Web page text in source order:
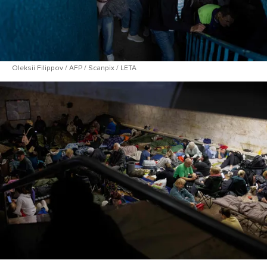
Oleksii Filippov / AFP / Scanpix / LETA